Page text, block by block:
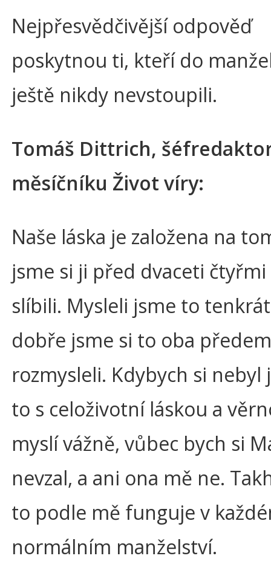
Nejpřesvědčivější odpověď
poskytnou ti, kteří do
ještě nikdy nevstoupili.
Tomáš Dittrich,
měsíčníku Život víry:
Naše láska je založena na
jsme si ji před dvaceti
slíbili. Mysleli jsme to
dobře jsme si to oba předem
rozmysleli. Kdybych si nebyl
to s celoživotní láskou a
myslí vážně, vůbec bych si
nevzal, a ani ona mě ne.
to podle mě funguje v
normálním manželství.